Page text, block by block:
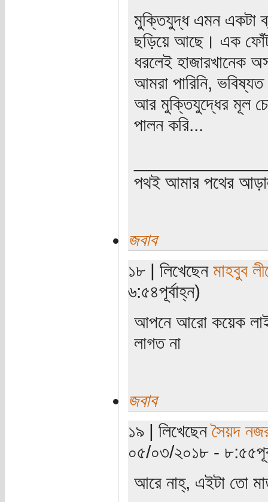
মুক্তিযুদ্ধ এমন একটা
ছড়িয়ে আছে। এক
ধরলেই হাজারখানেক
আমরা পারিনি,
আর মুক্তিযুদ্ধের মূল
পালন করি...
পথই আমার পথের
জবাব
১৮ | লিখেছেন মাহবুব
৬:৫৪পূর্বাহ্ন)
আপনে আরো কয়েক
লাগত না
জবাব
১৯ | লিখেছেনসৈয়দ
০৫/০৩/২০১৮ -
আরে নাহ্, এইটা তো